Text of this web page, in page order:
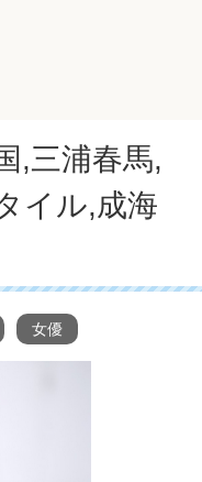
,三浦春馬,
イル,成海
女優